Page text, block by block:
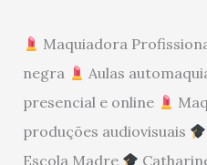
Maquiadora
negra
Aulas
presencial e online
produções audiovisuais
Escola Madre